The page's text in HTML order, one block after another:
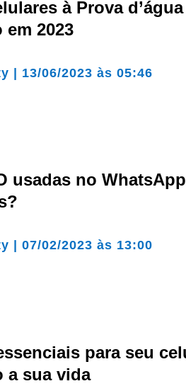
à Prova
2023
| 13/06/2023 às 05:46
usadas no
|07/02/2023 às 13:00
para seu
a sua vida